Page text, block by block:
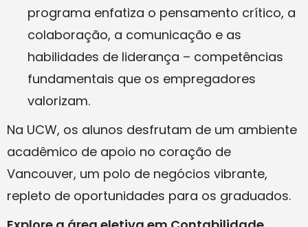
programa enfatiza o pensamento crítico, a
colaboração, a comunicação e as
habilidades de liderança – competências
fundamentais que os empregadores
valorizam.
Na UCW, os alunos desfrutam de um ambiente
acadêmico de apoio no coração de
Vancouver, um polo de negócios vibrante,
repleto de oportunidades para os graduados.